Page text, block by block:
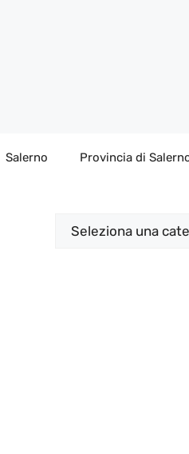
Salerno Provincia di
Categorie